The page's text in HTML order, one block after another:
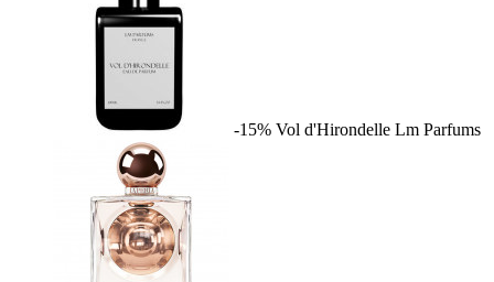
-15% Vol d'Hirondelle Lm Parfums